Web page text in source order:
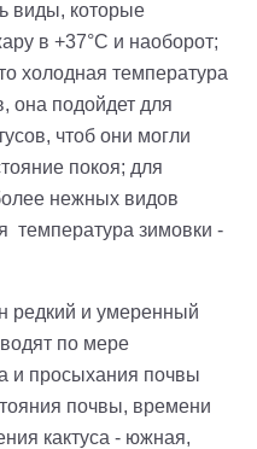
виды, которые
в +37°C и наоборот;
холодная температура
она подойдет для
чтоб они могли
покоя; для
нежных видов
температура зимовки -
редкий и умеренный
по мере
и просыхания почвы
почвы, времени
кактуса - южная,